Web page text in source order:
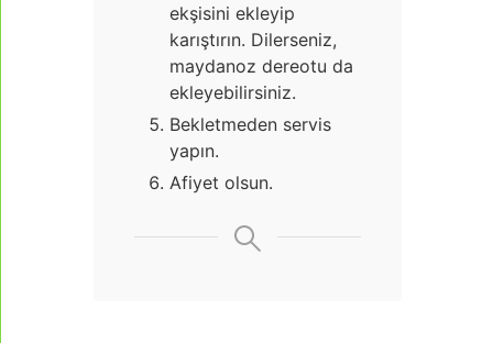
ekşisini ekleyip
karıştırın. Dilerseniz,
maydanoz dereotu da
ekleyebilirsiniz.
Bekletmeden servis
yapın.
Afiyet olsun.